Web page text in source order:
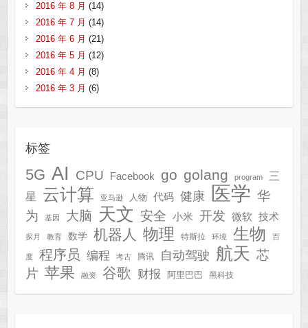
2016 年 8 月 (14)
2016 年 7 月 (14)
2016 年 6 月 (21)
2016 年 5 月 (12)
2016 年 4 月 (8)
2016 年 3 月 (6)
标签
5G AI CPU Facebook go golang program
三
星
云计算 亚马逊 人物 代码 健康 医学 华
为
基因 大脑 天文 安全 小米 开发 微软 技术
探月 教育 数学 机器人 物理 特斯拉 环境 生物 百
度 程序员 编程 考古 腾讯 自动驾驶 航天 芯
片 苹果 融资 谷歌 财报 阿里巴巴 黑科技